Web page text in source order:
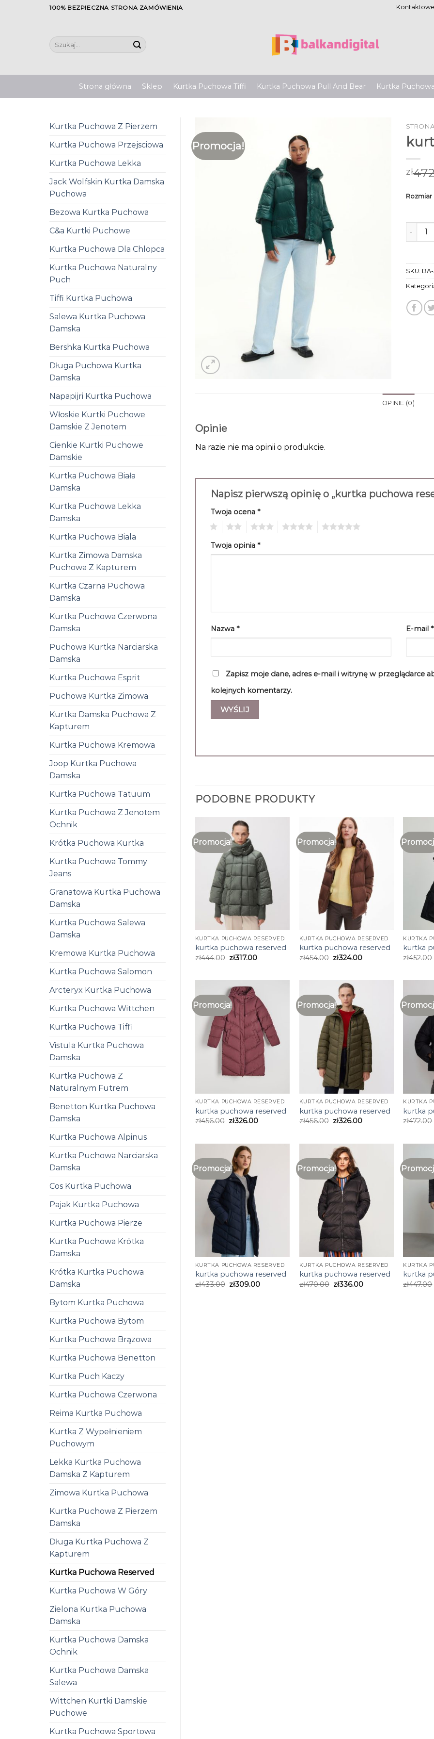
100% BEZPIECZNA STRONA ZAMÓWIENIA Kontaktowe
Szukaj:
Strona główna Sklep Kurtka Puchowa Tiffi Kurtka Puchowa Pull And Bear Kurtka
Kurtka Puchowa Z Pierzem
Kurtka Puchowa Przejsciowa
Kurtka Puchowa Lekka
Jack Wolfskin Kurtka Damska
Puchowa
Bezowa Kurtka Puchowa
C&a Kurtki Puchowe
Kurtka Puchowa Dla Chlopca
Kurtka Puchowa Naturalny
Puch
Tiffi Kurtka Puchowa
Salewa Kurtka Puchowa
Damska
Bershka Kurtka Puchowa
Długa Puchowa Kurtka
Damska
Napapijri Kurtka Puchowa
Włoskie Kurtki Puchowe
Damskie Z Jenotem
Cienkie Kurtki Puchowe
Damskie
Kurtka Puchowa Biała
Damska
Kurtka Puchowa Lekka
Damska
Kurtka Puchowa Biala
Kurtka Zimowa Damska
Puchowa Z Kapturem
Kurtka Czarna Puchowa
Damska
Kurtka Puchowa Czerwona
Damska
Puchowa Kurtka Narciarska
Damska
Kurtka Puchowa Esprit
Puchowa Kurtka Zimowa
Kurtka Damska Puchowa Z
Kapturem
Kurtka Puchowa Kremowa
Joop Kurtka Puchowa
Damska
Kurtka Puchowa Tatuum
Kurtka Puchowa Z Jenotem
Ochnik
Krótka Puchowa Kurtka
Kurtka Puchowa Tommy
Jeans
Granatowa Kurtka Puchowa
Damska
Kurtka Puchowa Salewa
Damska
Kremowa Kurtka Puchowa
Kurtka Puchowa Salomon
Arcteryx Kurtka Puchowa
Kurtka Puchowa Wittchen
Kurtka Puchowa Tiffi
Vistula Kurtka Puchowa
Damska
Kurtka Puchowa Z
Naturalnym Futrem
Benetton Kurtka Puchowa
Damska
Kurtka Puchowa Alpinus
Kurtka Puchowa Narciarska
Damska
Cos Kurtka Puchowa
Pajak Kurtka Puchowa
Kurtka Puchowa Pierze
Kurtka Puchowa Krótka
Damska
Krótka Kurtka Puchowa
Damska
Bytom Kurtka Puchowa
Kurtka Puchowa Bytom
Kurtka Puchowa Brązowa
Kurtka Puchowa Benetton
Kurtka Puch Kaczy
Kurtka Puchowa Czerwona
Reima Kurtka Puchowa
Kurtka Z Wypełnieniem
Puchowym
Lekka Kurtka Puchowa
Damska Z Kapturem
Zimowa Kurtka Puchowa
Kurtka Puchowa Z Pierzem
Damska
Długa Kurtka Puchowa Z
Kapturem
Kurtka Puchowa Reserved
Kurtka Puchowa W Góry
Zielona Kurtka Puchowa
Damska
Kurtka Puchowa Damska
Ochnik
Kurtka Puchowa Damska
Salewa
Wittchen Kurtki Damskie
Puchowe
Kurtka Puchowa Sportowa
Promocja!
zł
Rozmiar
ilość
SKU: BA-
OPINIE (0)
Opinie
Na razie nie ma opinii o produkcie.
Napisz pierwszą opinię o „kurtka puchowa
Twoja ocena *
Twoja opinia *
Nazwa * E-mail *
Zapisz moje dane, adres e-mail i witrynę w przeglądarce
kolejnych komentarzy.
PODOBNE PRODUKTY
Promocja!
KURTKA PUCHOWA RESERVED
kurtka puchowa reserved
zł444.00 zł317.00
Promocja!
KURTKA PUCHOWA RESERVED
kurtka puchowa reserved
zł454.00 zł324.00
KURTKA
kurtka
zł452.00
Promocja!
KURTKA PUCHOWA RESERVED
kurtka puchowa reserved
zł456.00 zł326.00
Promocja!
KURTKA PUCHOWA RESERVED
kurtka puchowa reserved
zł456.00 zł326.00
KURTKA
kurtka
zł472.00
Promocja!
KURTKA PUCHOWA RESERVED
kurtka puchowa reserved
zł433.00 zł309.00
Promocja!
KURTKA PUCHOWA RESERVED
kurtka puchowa reserved
zł470.00 zł336.00
KURTKA
kurtka
zł447.00